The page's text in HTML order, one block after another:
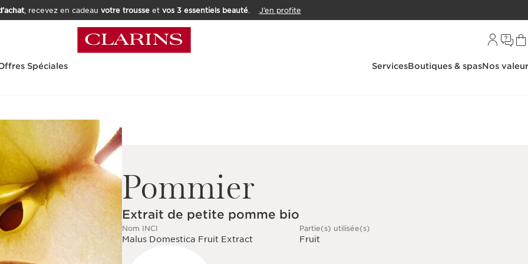
, recevez en cadeau votre trousseet vos 3 essentiels beauté. J’en profite
Spéciales ServicesBoutiques & spasNos
Pommier
Extrait de petite pomme bio
Nom INCI
Malus Domestica Fruit Extract
Partie(s) utilisée(s)
Fruit